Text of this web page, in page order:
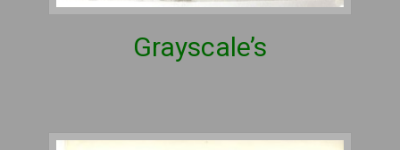
Grayscale’s